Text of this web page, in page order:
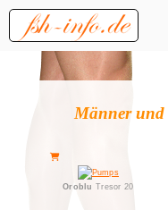
Männer und
Oroblu Tresor 20